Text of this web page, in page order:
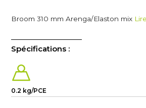
Broom 310 mm Arenga/Elaston mix
Spécifications :
0.2 kg/PCE